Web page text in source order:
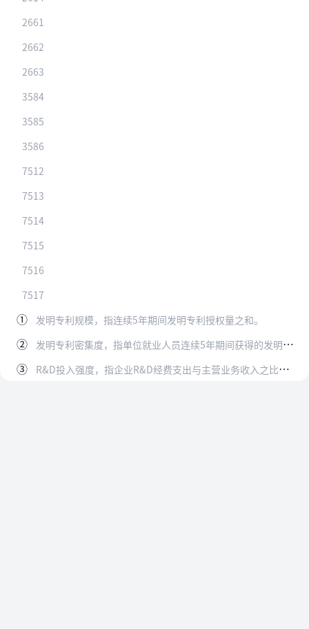
2661
2662
2663
3584
3585
3586
7512
7513
7514
7515
7516
7517
① 发明专利规模，指连续5年期间发明专利授权量之和。
② 发明专利密集度，指单位就业人员连续5年期间获得的发明专利授权量，即发明专利规模与同一时期年平均就业人员数之比。
③ R&D投入强度，指企业R&D经费支出与主营业务收入之比。R&D是指为增加知识存量（也包括有关人类、文化和社会的知识）以及设计已有知识的新应用而进行的创造性、系统…